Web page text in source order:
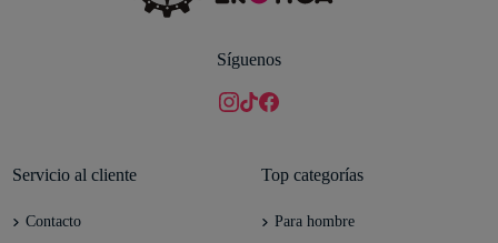
Síguenos
Servicio al cliente
Contacto
Top categorías
Para hombre